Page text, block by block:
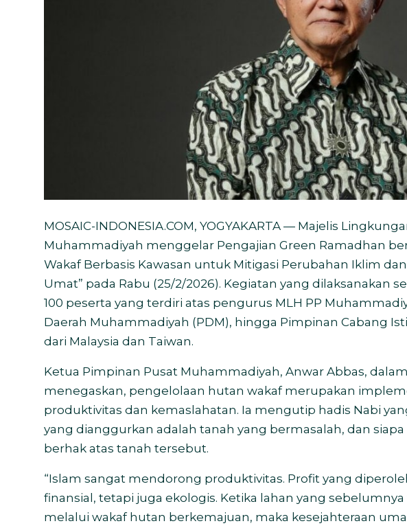
MOSAIC-INDONESIA.COM, YOGYAKARTA — Majelis
Muhammadiyah menggelar Pengajian Green Ramadhan
Wakaf Berbasis Kawasan untuk Mitigasi Perubahan Iklim
Umat” pada Rabu (25/2/2026). Kegiatan yang dilaksanakan
100 peserta yang terdiri atas pengurus MLH PP
Daerah Muhammadiyah (PDM), hingga Pimpinan Cabang
dari Malaysia dan Taiwan.
Ketua Pimpinan Pusat Muhammadiyah, Anwar Abbas,
menegaskan, pengelolaan hutan wakaf merupakan
produktivitas dan kemaslahatan. Ia mengutip hadis Nabi
yang dianggurkan adalah tanah yang bermasalah, dan
berhak atas tanah tersebut.
“Islam sangat mendorong produktivitas. Profit yang
finansial, tetapi juga ekologis. Ketika lahan yang
melalui wakaf hutan berkemajuan, maka kesejahteraan